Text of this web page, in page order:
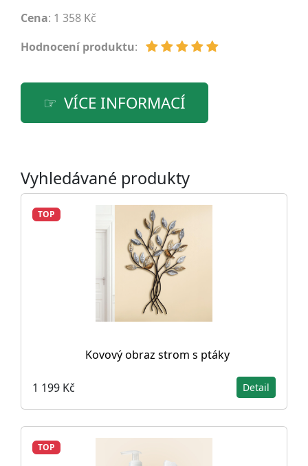
Cena: 1 358 Kč
Hodnocení produktu:
VÍCE INFORMACÍ
Vyhledávané produkty
TOP
Kovový obraz strom s ptáky
1 199 Kč Detail
TOP